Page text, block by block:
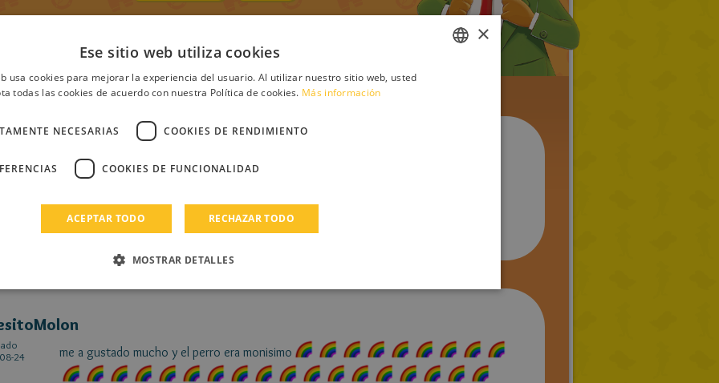
me encanta 5
24
me a gustado mucho y el perro era monisimo
TURKISH
RUSSIAN
DUTCH
×
Ese sitio web utiliza cookies
usa cookies para mejorar la experiencia del usuario. Al utilizar nuestro sitio web, usted
todas las cookies de acuerdo con nuestra Política de cookies. Más información
NECESARIAS COOKIES DE RENDIMIENTO
COOKIES DE FUNCIONALIDAD
ACEPTAR TODO RECHAZAR TODO
MOSTRAR DETALLES